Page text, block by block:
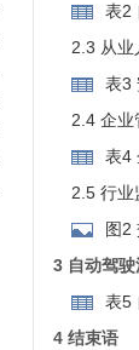
表2
2.3 从业
表3
2.4 企业
表4
2.5 行业
图2
3 自动驾驶
表5
4 结束语